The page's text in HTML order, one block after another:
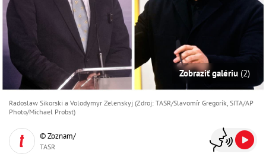
Zobraziť galériu (2)
Radoslaw Sikorski a Volodymyr Zelenskyj (Zdroj: TASR/Slavomír Gregorík, SITA/AP
Photo/Michael Probst)
© Zoznam/
TASR